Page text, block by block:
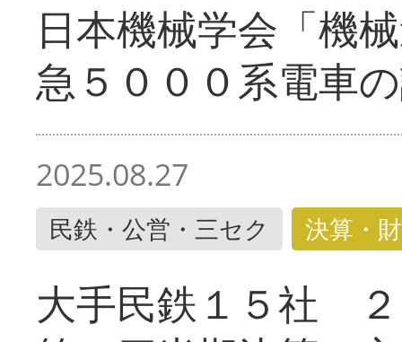
日本機械学会「機
急５０００系電車
2025.08.27
民鉄・公営・三セク 決算・
大手民鉄１５社